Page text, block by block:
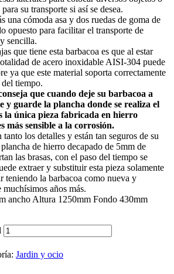
su transporte si así se desea.
una cómoda asa y dos ruedas de goma de
opuesto para facilitar el transporte de
sencilla.
que tiene esta barbacoa es que al estar
de acero inoxidable AISI-304 puede
ya que este material soporta correctamente
tiempo.
que cuando deje su barbacoa a
y guarde la plancha donde se realiza el
la única pieza fabricada en hierro
más sensible a la corrosión.
los detalles y están tan seguros de su
de hierro decapado de 5mm de
las brasas, con el paso del tiempo se
extraer y substituir esta pieza solamente
teniendo la barbacoa como nueva y
años más.
ancho Altura 1250mm Fondo 430mm
Jardin y ocio